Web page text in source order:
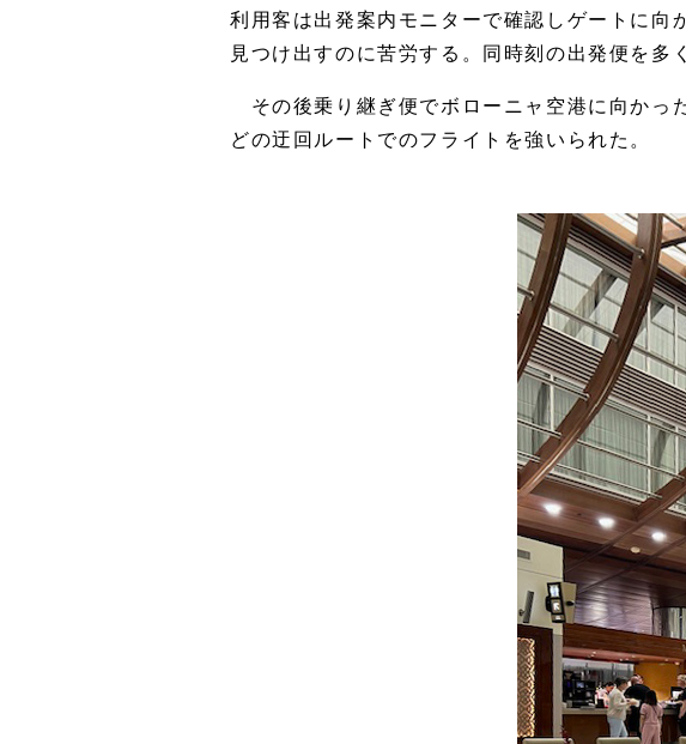
利用客は出発案内モニターで確認しゲートに
見つけ出すのに苦労する。同時刻の出発便を多
その後乗り継ぎ便でボローニャ空港に向かっ
どの迂回ルートでのフライトを強いられた。